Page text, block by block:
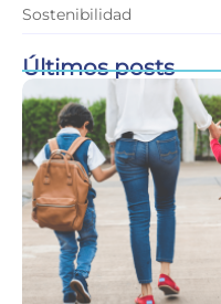
Sostenibilidad
Últimos posts